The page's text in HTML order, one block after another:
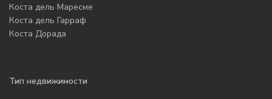
Коста дель Маресме
Коста дель Гарраф
Коста Дорада
Тип недвижимости